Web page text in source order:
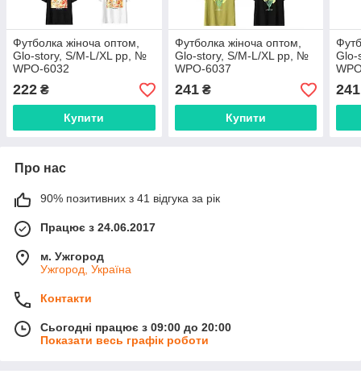
Футболка жіноча оптом,
Glo-story, S/M-L/XL pp, №
WPO-6032
222 ₴
Купити
Футболка жіноча оптом,
Glo-story, S/M-L/XL pp, №
WPO-6037
241₴
Купити
Glo-
241
Про нас
90% позитивних з 41 відгука за рік
Працює з 24.06.2017
м. Ужгород
Ужгород, Україна
Контакти
Сьогодні працює з 09:00 до 20:00
Показати весь графік роботи